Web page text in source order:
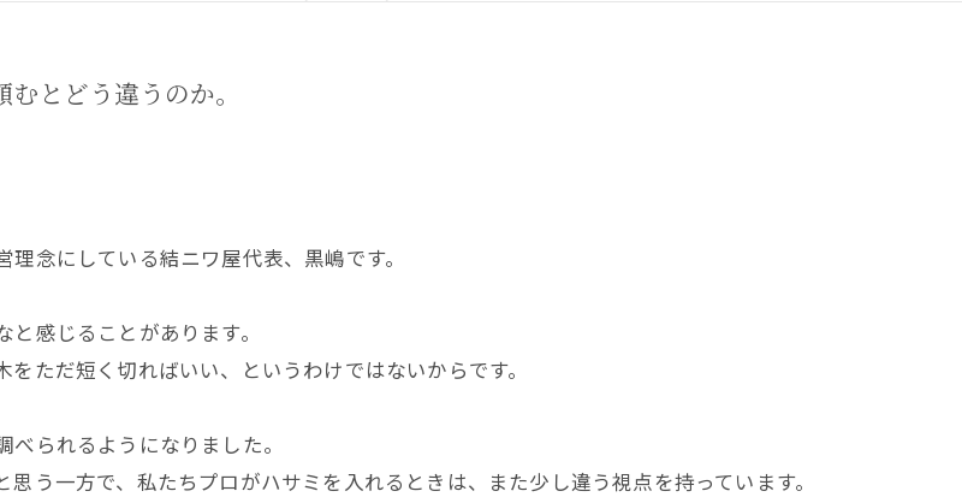
とどう違うのか。
念にしている結ニワ屋代表、黒嶋です。
感じることがあります。
ただ短く切ればいい、というわけではないからです。
られるようになりました。
う一方で、私たちプロがハサミを入れるときは、また少し違う視点を持っています。